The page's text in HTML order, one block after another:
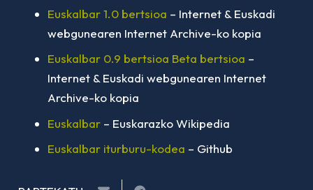
Euskalbar 1.0 bertsioa – Internet & Euskadi
webgunearen Internet Archive-ko kopia
Euskalbar 0.9 bertsioa Beta bertsioa –
Internet & Euskadi webgunearen Internet
Archive-ko kopia
Euskalbar – Euskarazko Wikipedia
Euskalbar iturburu-kodea – Github